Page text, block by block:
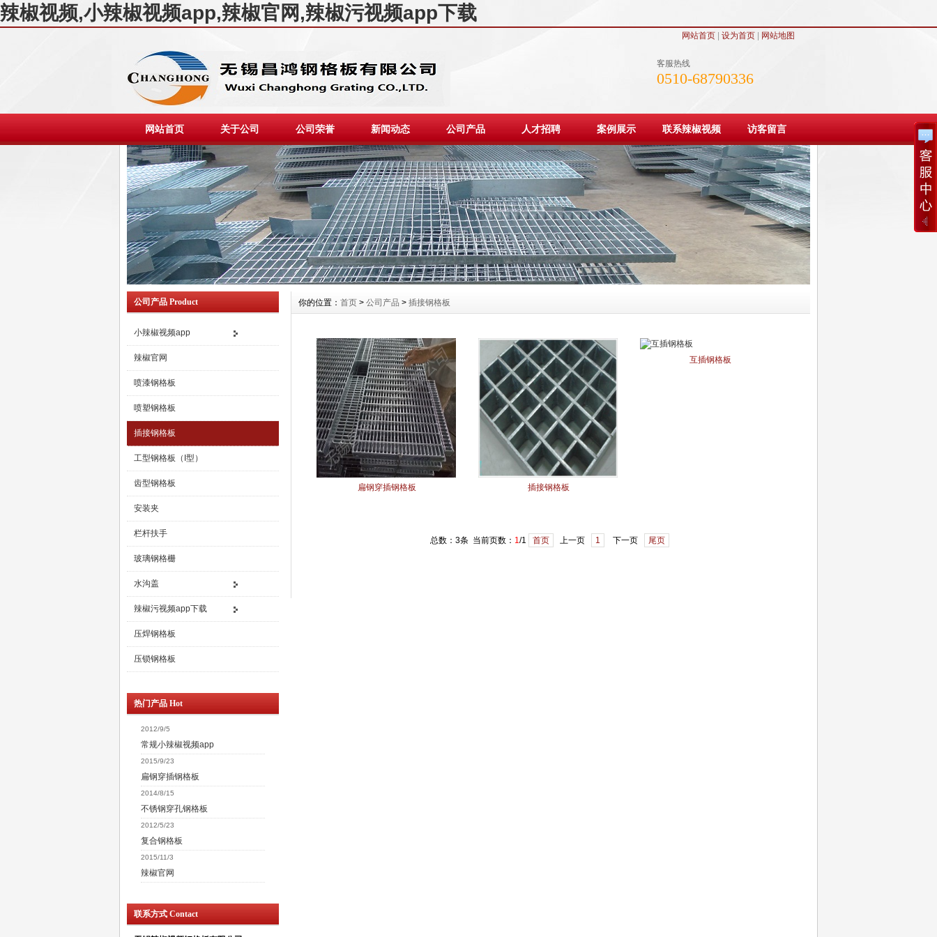
辣椒视频,小辣椒视频app,辣椒官网,辣椒污视频app下载
网站首页| 设为首页| 网站地图
客服热线
0510-68790336
网站首页 关于公司 公司荣誉 新闻动态 公司产品 人才招聘 案例展示 联系辣椒视频 访客留言
公司产品 Product
小辣椒视频app
辣椒官网
喷漆钢格板
喷塑钢格板
插接钢格板
工型钢格板（I型）
齿型钢格板
安装夹
栏杆扶手
玻璃钢格栅
水沟盖
辣椒污视频app下载
压焊钢格板
压锁钢格板
热门产品 Hot
2012/9/5
常规小辣椒视频app
2015/9/23
扁钢穿插钢格板
2014/8/15
不锈钢穿孔钢格板
2012/5/23
复合钢格板
2015/11/3
辣椒官网
联系方式 Contact
你的位置： 首页 > 公司产品 > 插接钢格板
扁钢穿插钢格板 插接钢格板
互插钢格板
总数：3条 当前页数： 1/1 首页 上一页 1 下一页 尾页